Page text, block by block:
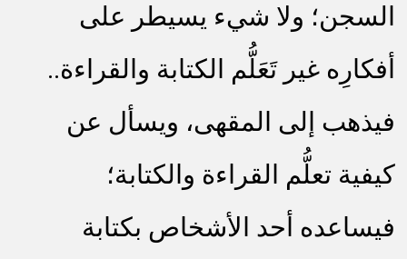
السجن؛ ولا شيء يسيطر على
أفكارِه غير تَعَلُّم الكتابة والقراءة..
فيذهب إلى المقهى، ويسأل عن
كيفية تعلُّم القراءة والكتابة؛
فيساعده أحد الأشخاص بكتابة